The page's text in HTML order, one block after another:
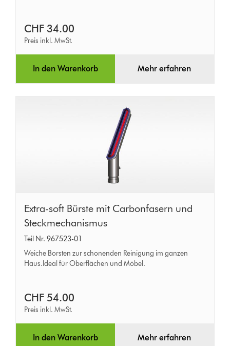
CHF 34.00
Preis inkl. MwSt.
In den Warenkorb Mehr erfahren
Extra-
soft
Bürste
mit
Carbonfasern
Steckmechanismus
Extra-soft Bürste mit Carbonfasern und
Steckmechanismus
Teil Nr. 967523-01
Weiche Borsten zur schonenden Reinigung im ganzen
Haus.Ideal für Oberflächen und Möbel.
CHF 54.00
Preis inkl. MwSt.
In den Warenkorb Mehr erfahren